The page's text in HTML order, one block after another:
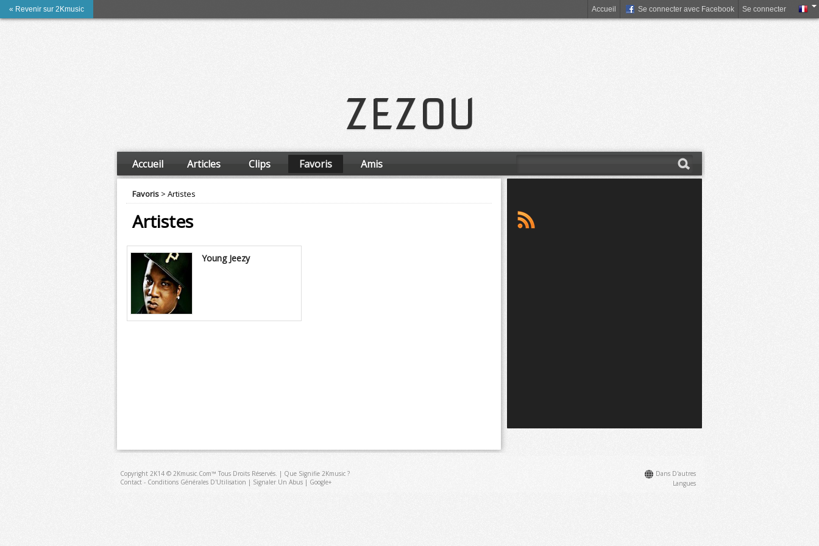
« Revenir sur 2Kmusic Accueil Se connecter avec Facebook Se connecter
ZEZOU
Accueil Articles Clips Favoris Amis
Favoris > Artistes
Artistes
Young Jeezy
Dans D'autres
Langues
Copyright 2K14 © 2Kmusic.com™ Tous Droits Réservés. | Que Signifie 2Kmusic ?
Contact - Conditions Générales D'Utilisation | Signaler Un Abus | Google+